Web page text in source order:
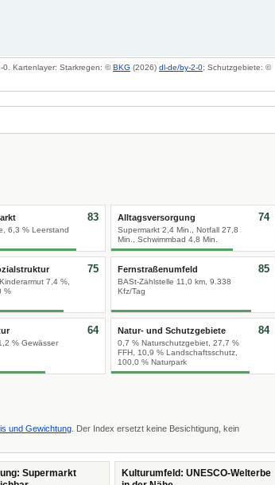
0. Kartenlayer: Starkregen: ©BKG (2026) dl-de/by-2-0; Schutzgebiete: ©
6,3 % Leerstand
83 Alltagsversorgung
Supermarkt 2,4 Min., Notfall 27,8
Min., Schwimmbad 4,8 Min.
74
7,4 %,
%
75 Fernstraßenumfeld
BASt-Zählstelle 11,0 km, 9.338
Kfz/Tag
85
% Gewässer
64 Natur- und Schutzgebiete
0,7 % Naturschutzgebiet, 27,7 %
FFH, 10,9 % Landschaftsschutz,
100,0 % Naturpark
84
und Gewichtung . Der Index ersetzt keine Besichtigung, kein
Supermarkt
Kulturumfeld: UNESCO-Welterbe